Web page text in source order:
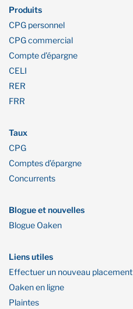
Produits
CPG personnel
CPG commercial
Compte d’épargne
CELI
RER
FRR
Taux
CPG
Comptes d’épargne
Concurrents
Blogue et nouvelles
Blogue Oaken
Liens utiles
Effectuer un nouveau placement
Oaken en ligne
Plaintes